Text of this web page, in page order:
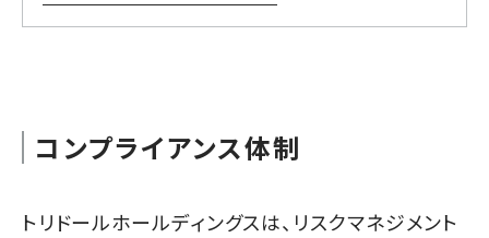
コンプライアンス体制
トリドールホールディングスは、リスクマネジメント